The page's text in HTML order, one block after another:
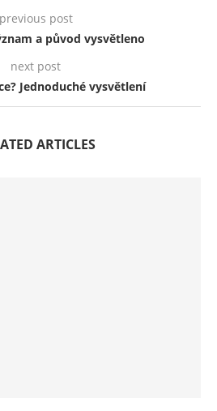
previous post
a původ vysvětleno
next post
Jednoduché vysvětlení
ARTICLES